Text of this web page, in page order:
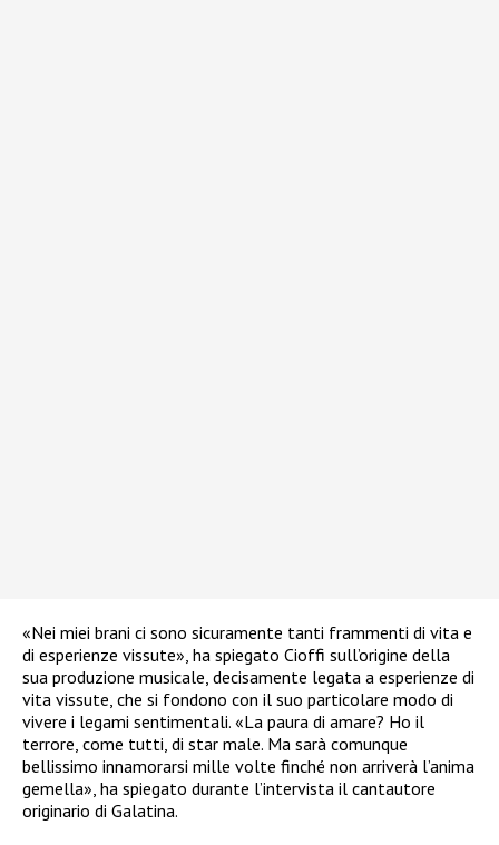
«Nei miei brani ci sono sicuramente tanti frammenti di vita e
di esperienze vissute», ha spiegato Cioffi sull’origine della
sua produzione musicale, decisamente legata a esperienze di
vita vissute, che si fondono con il suo particolare modo di
vivere i legami sentimentali. «La paura di amare? Ho il
terrore, come tutti, di star male. Ma sarà comunque
bellissimo innamorarsi mille volte finché non arriverà l’anima
gemella», ha spiegato durante l’intervista il cantautore
originario di Galatina.